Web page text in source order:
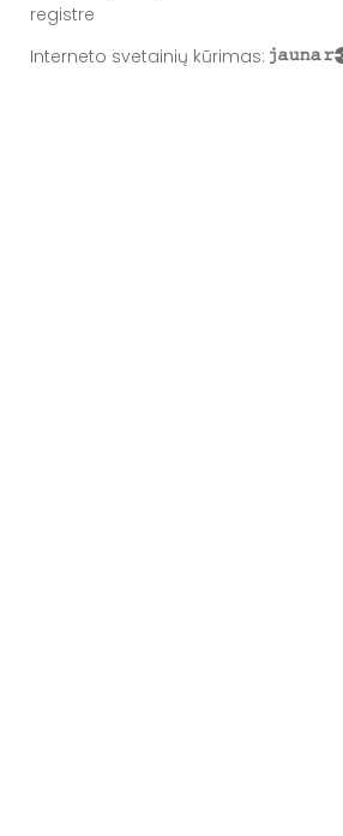
registre
Interneto svetainių kūrimas: